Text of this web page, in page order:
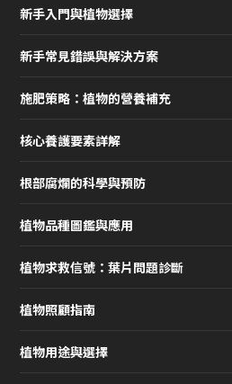
新手入門與植物選擇
新手常見錯誤與解決方案
施肥策略：植物的營養補充
核心養護要素詳解
根部腐爛的科學與預防
植物品種圖鑑與應用
植物求救信號：葉片問題診斷
植物照顧指南
植物用途與選擇